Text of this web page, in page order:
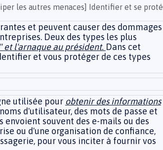
autres menaces] Identifier et se protéger des arnaques tels que le phishing et l'arnaque au président
et peuvent causer des dommages
Deux des types les plus
et l'arnaque au président. Dans cet
et vous protéger de ces types
utilisée pour obtenir des informations
d'utilisateur, des mots de passe et
souvent des e-mails ou des
ou d'une organisation de confiance,
pour vous inciter à fournir vos